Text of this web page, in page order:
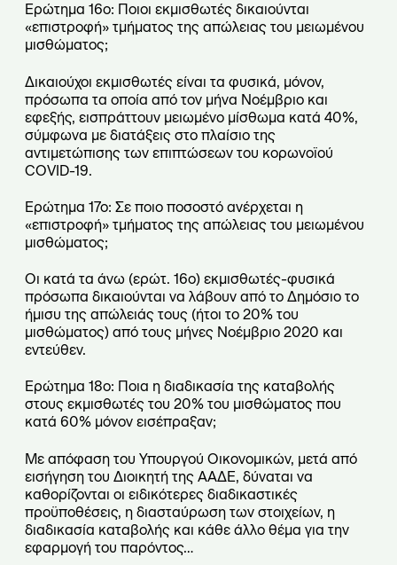
Ερώτημα 16ο: Ποιοι εκμισθωτές δικαιούνται
«επιστροφή» τμήματος της απώλειας του μειωμένου
μισθώματος;
Δικαιούχοι εκμισθωτές είναι τα φυσικά, μόνον,
πρόσωπα τα οποία από τον μήνα Νοέμβριο και
εφεξής, εισπράττουν μειωμένο μίσθωμα κατά 40%,
σύμφωνα με διατάξεις στο πλαίσιο της
αντιμετώπισης των επιπτώσεων του κορωνοϊού
COVID-19.
Ερώτημα 17ο: Σε ποιο ποσοστό ανέρχεται η
«επιστροφή» τμήματος της απώλειας του μειωμένου
μισθώματος;
Οι κατά τα άνω (ερώτ. 16ο) εκμισθωτές-φυσικά
πρόσωπα δικαιούνται να λάβουν από το Δημόσιο το
ήμισυ της απώλειάς τους (ήτοι το 20% του
μισθώματος) από τους μήνες Νοέμβριο 2020 και
εντεύθεν.
Ερώτημα 18ο: Ποια η διαδικασία της καταβολής
στους εκμισθωτές του 20% του μισθώματος που
κατά 60% μόνον εισέπραξαν;
Με απόφαση του Υπουργού Οικονομικών, μετά από
εισήγηση του Διοικητή της ΑΑΔΕ, δύναται να
καθορίζονται οι ειδικότερες διαδικαστικές
προϋποθέσεις, η διασταύρωση των στοιχείων, η
διαδικασία καταβολής και κάθε άλλο θέμα για την
εφαρμογή του παρόντος…